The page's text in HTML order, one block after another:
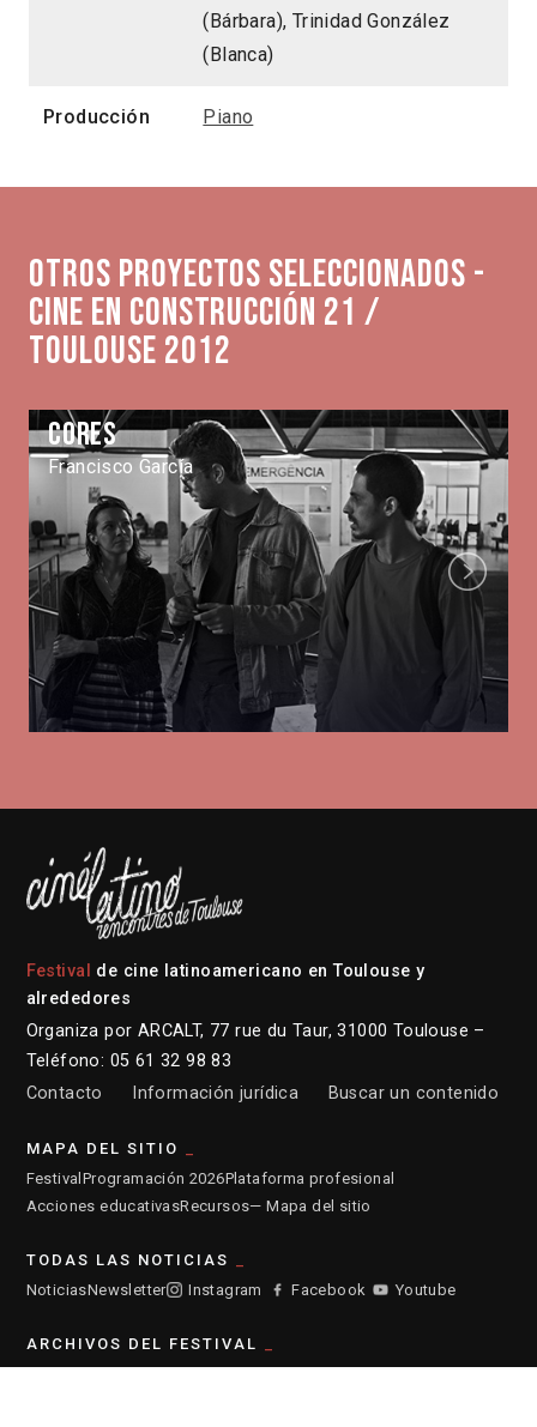
(Bárbara), Trinidad González
(Blanca)
Producción Piano
Otros proyectos seleccionados -
Cine en Construcción 21 /
Toulouse 2012
Cores
Francisco García
Next
Festival
de cine latinoamericano en Toulouse y
alrededores
Organiza por ARCALT, 77 rue du Taur, 31000 Toulouse –
Teléfono: 05 61 32 98 83
Contacto
Información jurídica Buscar un contenido
MAPA DEL SITIO
FestivalProgramación 2026Plataforma profesional
Acciones educativasRecursos— Mapa del sitio
TODAS LAS NOTICIAS
NoticiasNewsletter Instagram Facebook Youtube
ARCHIVOS DEL FESTIVAL
2026202520242023202220212020201920182017201620152014